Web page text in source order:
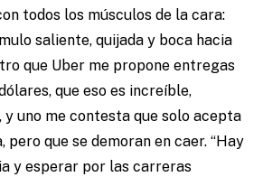
todos los músculos de la cara:
saliente, quijada y boca hacia
que Uber me propone entregas
que eso es increíble,
y uno me contesta que solo acepta
pero que se demoran en caer. “Hay
y esperar por las carreras